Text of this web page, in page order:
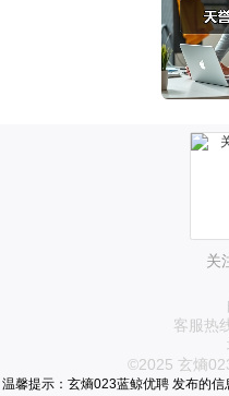
关
客服热
©2025 玄熵
温馨提示：玄熵023蓝鲸优聘 发布的